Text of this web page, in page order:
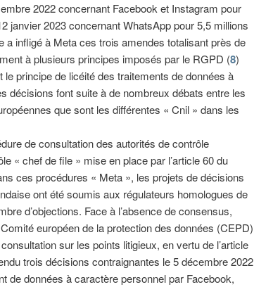
2022 concernant Facebook et Instagram pour
janvier 2023 concernant WhatsApp pour 5,5 millions
a infligé à Meta ces trois amendes totalisant près de
à plusieurs principes imposés par le RGPD (8)
principe de licéité des traitements de données à
décisions font suite à de nombreux débats entre les
que sont les différentes « Cnil » dans les
de consultation des autorités de contrôle
« chef de file » mise en place par l’article 60 du
ces procédures « Meta », les projets de décisions
ont été soumis aux régulateurs homologues de
d’objections. Face à l’absence de consensus,
européen de la protection des données (CEPD)
sur les points litigieux, en vertu de l’article
trois décisions contraignantes le 5 décembre 2022
de données à caractère personnel par Facebook,